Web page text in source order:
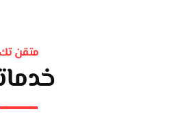
متقن تك